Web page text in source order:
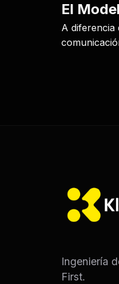
El
A diferencia
Ingeniería
First.